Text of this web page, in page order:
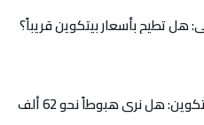
هل تطيح بأسعار بيتكوين قريباً؟
توقعات سعر بيتكوين: هل نرى هبوطاً نحو 62 ألف